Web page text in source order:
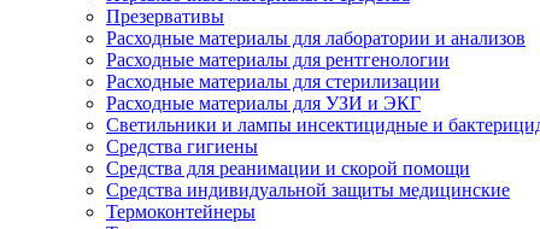
Презервативы
Расходные материалы для лаборатории и анализов
Расходные материалы для рентгенологии
Расходные материалы для стерилизации
Расходные материалы для УЗИ и ЭКГ
Светильники и лампы инсектицидные и
Средства гигиены
Средства для реанимации и скорой помощи
Средства индивидуальной защиты медицинские
Термоконтейнеры